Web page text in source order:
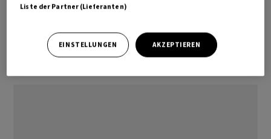
Carole-Anne Kast (SP) geplant.
Liste der Partner (Lieferanten)
EINSTELLUNGEN AKZEPTIEREN